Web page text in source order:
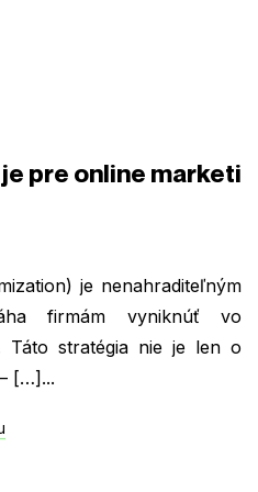
pre online marketi
je nenahraditeľným
firmám vyniknúť vo
Táto stratégia nie je len o
[…]...